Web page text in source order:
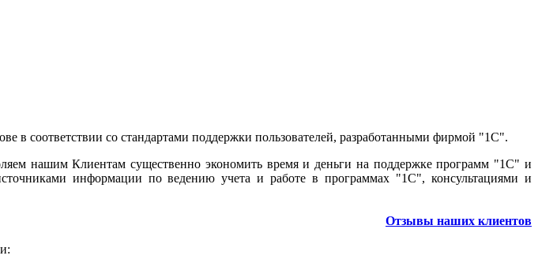
в соответствии со стандартами поддержки пользователей, разработанными фирмой "1С".
нашим Клиентам существенно экономить время и деньги на поддержке программ "1С" и
информации по ведению учета и работе в программах "1С", консультациями и
Отзывы наших клиентов